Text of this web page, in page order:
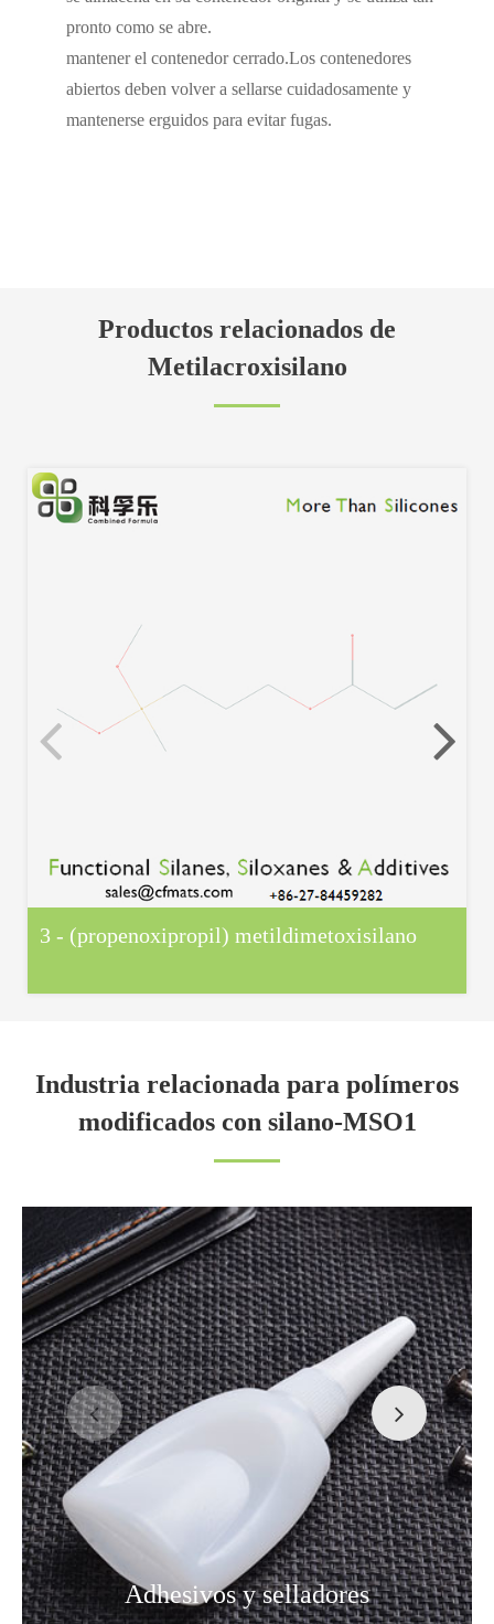
pronto como se abre.
mantener el contenedor cerrado.Los contenedores
abiertos deben volver a sellarse cuidadosamente y
mantenerse erguidos para evitar fugas.
Productos relacionados de
Metilacroxisilano
3 - (propenoxipropil) metildimetoxisilano
Industria relacionada para polímeros
modificados con silano-MSO1
Adhesivos y selladores